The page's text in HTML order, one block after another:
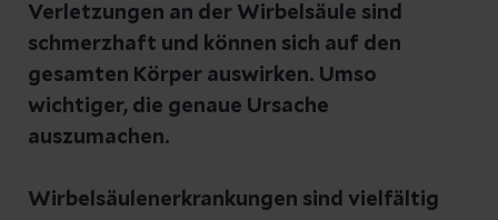
Verletzungen an der Wirbelsäule sind
schmerzhaft und können sich auf den
gesamten Körper auswirken. Umso
wichtiger, die genaue Ursache
auszumachen.
Wirbelsäulenerkrankungen sind vielfältig